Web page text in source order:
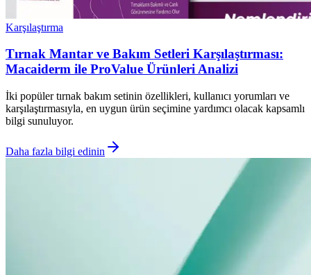
Karşılaştırma
Tırnak Mantar ve Bakım Setleri Karşılaştırması:
Macaiderm ile ProValue Ürünleri Analizi
İki popüler tırnak bakım setinin özellikleri, kullanıcı yorumları ve
karşılaştırmasıyla, en uygun ürün seçimine yardımcı olacak kapsamlı
bilgi sunuluyor.
Daha fazla bilgi edinin